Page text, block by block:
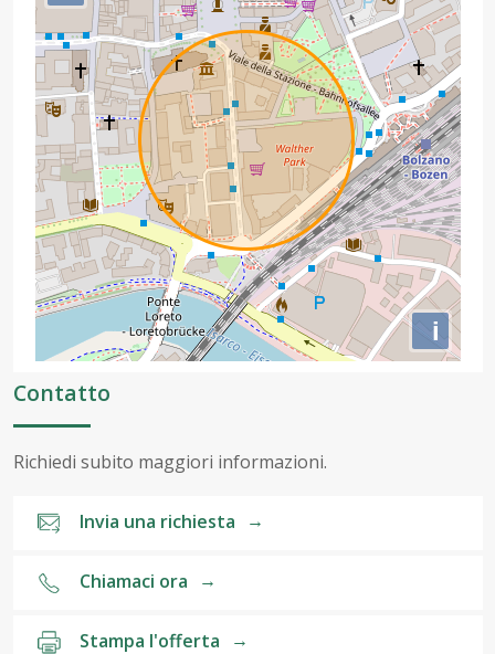
i
Contatto
Richiedi subito maggiori informazioni.
Invia una richiesta →
Chiamaci ora →
Stampa l'offerta →